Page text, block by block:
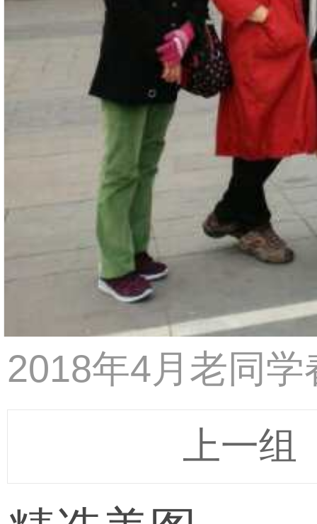
2018年4月老同学
上一组